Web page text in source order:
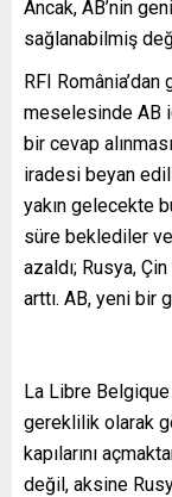
Ancak, AB’nin
sağlanabilmiş
RFI
meselesinde AB
bir cevap
iradesi beyan
yakın gelecekte
süre beklediler
azaldı; Rusya,
arttı. AB, yeni bir
La Libre
gereklilik olarak
kapılarını
değil, aksine